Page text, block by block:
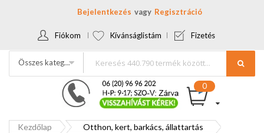
Bejelentkezés Regisztráció
Fiókom Kívánságlistám Fizetés
Összes kategória
Kezdőlap
Otthon, kert, barkács, állattartás